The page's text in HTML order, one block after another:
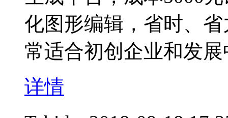
化图形编辑，省时、
常适合初创企业和发
详情